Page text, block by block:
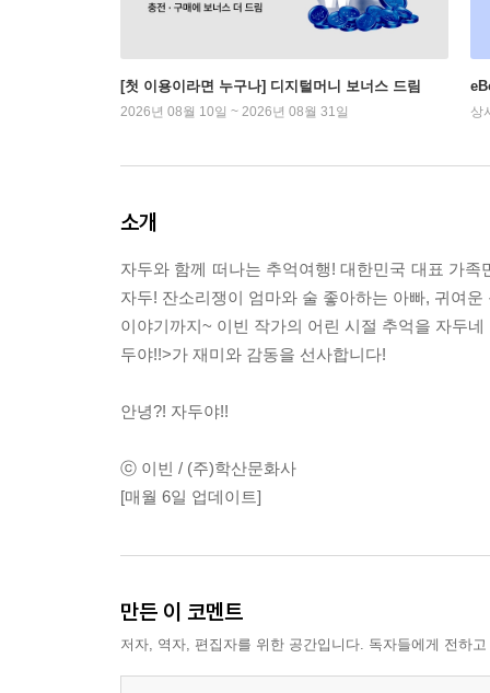
[첫 이용이라면 누구나] 디지털머니 보너스 드림
2026년 08월 10일 ~ 2026년 08월 31일 상
소개
자두와 함께 떠나는 추억여행! 대한민국 대표 가
자두! 잔소리쟁이 엄마와 술 좋아하는 아빠, 귀여
이야기까지~ 이빈 작가의 어린 시절 추억을 자두
두야!!>가 재미와 감동을 선사합니다!
안녕?! 자두야!!
ⓒ 이빈 / (주)학산문화사
[매월 6일 업데이트]
만든 이 코멘트
저자, 역자, 편집자를 위한 공간입니다. 독자들에게 전하